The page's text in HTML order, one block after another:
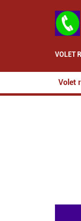
VOLET
Volet